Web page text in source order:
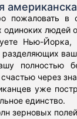
пожаловать в
одиноких людей
Нью-Йорка,
полностью
через
уже
единство.
зерновых